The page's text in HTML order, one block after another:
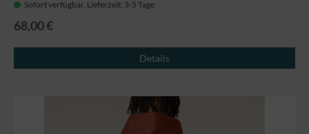
Sofort verfügbar, Lieferzeit: 3-5 Tage
68,00 €
Details